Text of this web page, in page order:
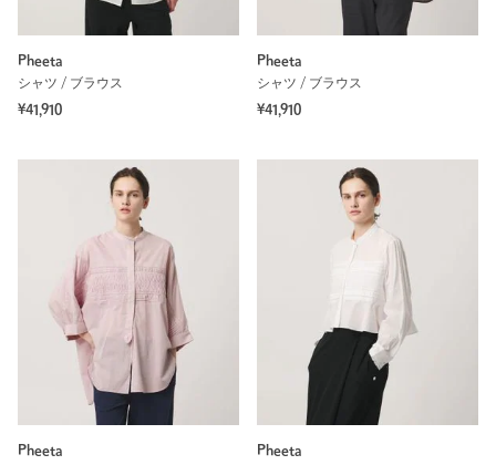
Pheeta
シャツ / ブラウス
¥41,910
Pheeta
シャツ / ブラウス
¥41,910
Pheeta
Pheeta